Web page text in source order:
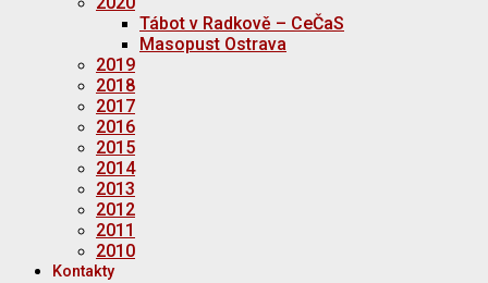
Tábot v Radkově – CeČaS
Masopust Ostrava
2019
2018
2017
2016
2015
2014
2013
2012
2011
2010
Kontakty